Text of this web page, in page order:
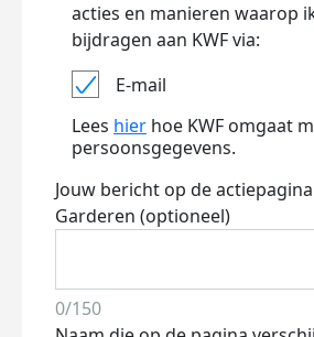
acties en manieren waarop
bijdragen aan KWF via:
E-mail
Lees hier hoe KWF omgaat
persoonsgegevens.
Jouw bericht op de
Garderen (optioneel)
0/150